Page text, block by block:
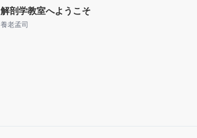
解剖学教室へようこそ
養老孟司